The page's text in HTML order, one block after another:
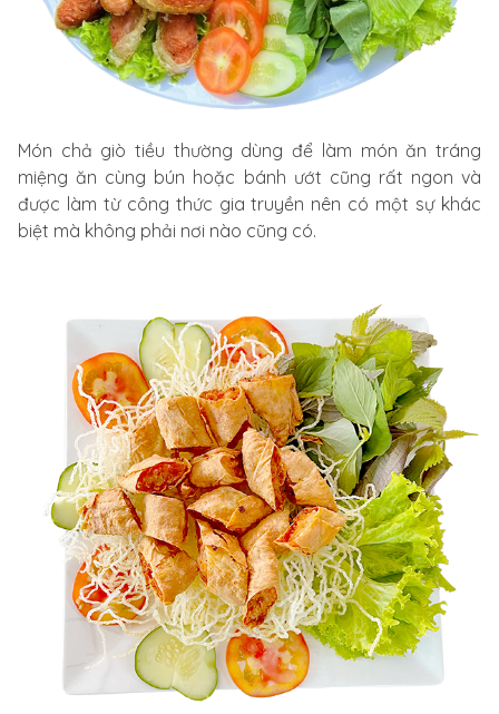
Món chả giò tiều thường dùng để làm món ăn tráng
miệng ăn cùng bún hoặc bánh ướt cũng rất ngon và
được làm từ công thức gia truyền nên có một sự khác
biệt mà không phải nơi nào cũng có.